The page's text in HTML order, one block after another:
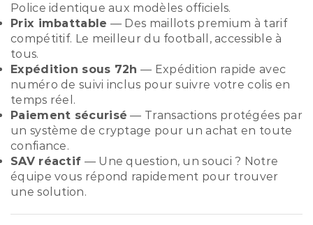
Police identique aux modèles officiels.
Prix imbattable — Des maillots premium à tarif
compétitif. Le meilleur du football, accessible à
tous.
Expédition sous 72h — Expédition rapide avec
numéro de suivi inclus pour suivre votre colis en
temps réel.
Paiement sécurisé — Transactions protégées par
un système de cryptage pour un achat en toute
confiance.
SAV réactif — Une question, un souci ? Notre
équipe vous répond rapidement pour trouver
une solution.